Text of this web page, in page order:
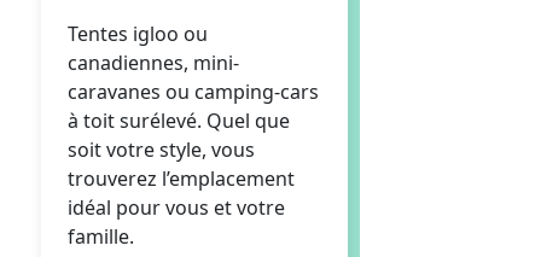
Tentes igloo ou
canadiennes, mini-
caravanes ou camping-cars
à toit surélevé. Quel que
soit votre style, vous
trouverez l’emplacement
idéal pour vous et votre
famille.